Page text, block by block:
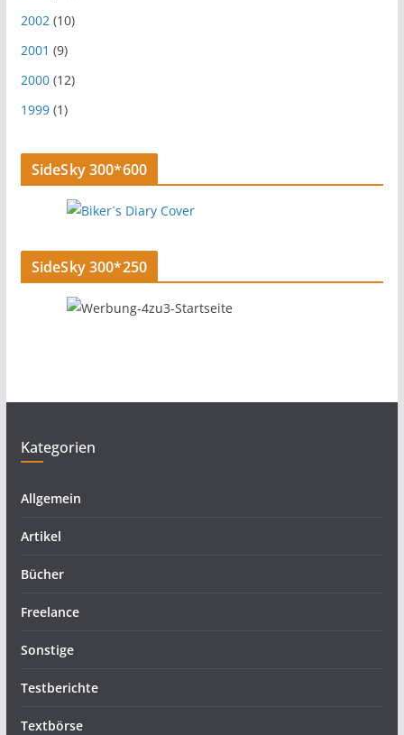
2002(10)
2001 (9)
2000(12)
1999(1)
SideSky 300*600
SideSky 300*250
Kategorien
Allgemein
Artikel
Bücher
Freelance
Sonstige
Testberichte
Textbörse